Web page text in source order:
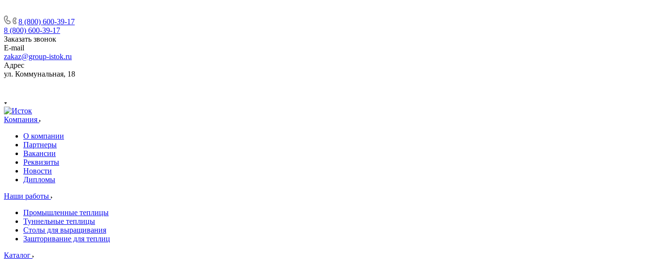
8 (800) 600-39-17
8 (800) 600-39-17
Заказать звонок
E-mail
zakaz@group-istok.ru
Адрес
ул. Коммунальная, 18
Компания
О компании
Партнеры
Вакансии
Реквизиты
Новости
Дипломы
Наши работы
Промышленные теплицы
Туннельные теплицы
Столы для выращивания
Зашторивание для теплиц
Каталог